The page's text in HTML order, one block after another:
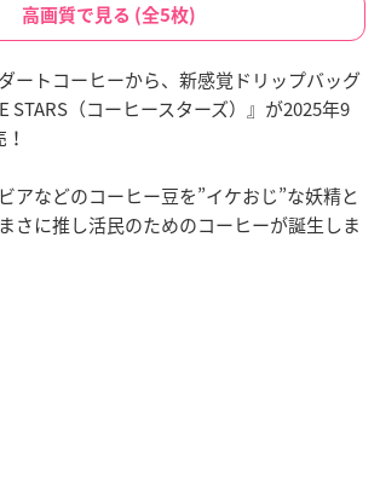
高画質で見る (全5枚)
ートコーヒーから、新感覚ドリップバッグ
STARS（コーヒースターズ）』が2025年9
アなどのコーヒー豆を”イケおじ”な妖精と
さに推し活民のためのコーヒーが誕生しま